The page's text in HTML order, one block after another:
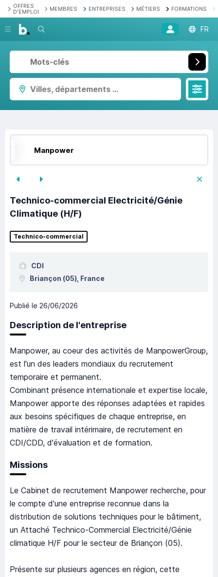
OFFRES
D'EMPLOI
MEMBRES ENTREPRISES MÉTIERS FORMATIONS
Recherche FR
Villes, départements ...
Manpower
Technico-commercial Electricité/Génie
Climatique (H/F)
Technico-commercial
CDI
Briançon (05), France
Publié le 26/06/2026
Description de l'entreprise
Manpower, au coeur des activités de ManpowerGroup,
est l'un des leaders mondiaux du recrutement
temporaire et permanent.
Combinant présence internationale et expertise locale,
Manpower apporte des réponses adaptées et rapides
aux besoins spécifiques de chaque entreprise, en
matière de travail intérimaire, de recrutement en
CDI/CDD, d'évaluation et de formation.
Missions
Le Cabinet de recrutement Manpower recherche, pour
le compte d'une entreprise reconnue dans la
distribution de solutions techniques pour le bâtiment,
un Attaché Technico-Commercial Electricité/Génie
climatique H/F pour le secteur de Briançon (05).
Présente sur plusieurs agences en région, cette